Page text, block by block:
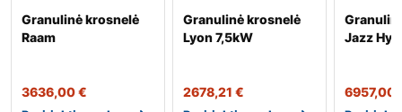
Granulinė krosnelė
Raam
3636,00€
Granulinė krosnelė
Lyon 7,5kW
2678,21 €
Jazz
6957,00